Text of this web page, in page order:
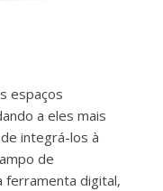
espaços
a eles mais
integrá-los à
de
ferramenta digital,